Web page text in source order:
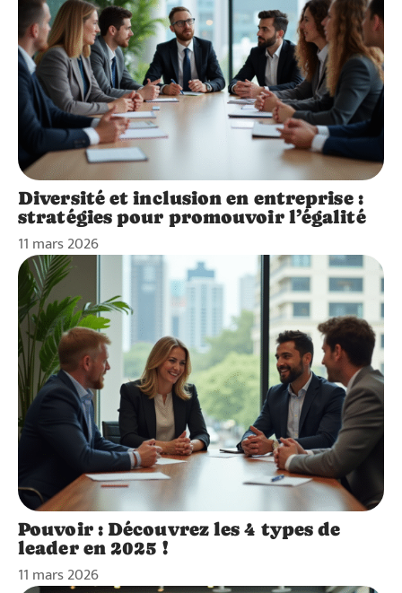
Diversité et inclusion en entreprise :
stratégies pour promouvoir l’égalité
11 mars 2026
Pouvoir : Découvrez les 4 types de
leader en 2025 !
11 mars 2026